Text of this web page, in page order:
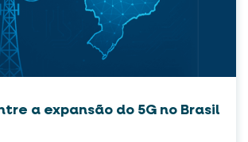
a expansão do 5G no Brasil